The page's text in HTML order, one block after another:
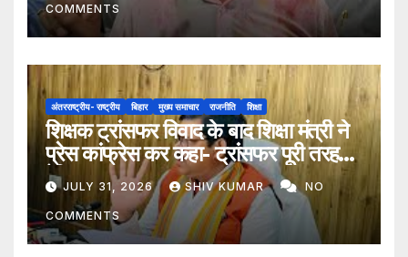
COMMENTS
अंतरराष्ट्रीय- राष्ट्रीय बिहार मुख्य समाचार राजनीति शिक्षा
शिक्षक ट्रांसफर विवाद के बाद शिक्षा मंत्री ने
प्रेस कांफ्रेस कर कहा- ट्रांसफर पूरी तरह
ऐच्छिक
JULY 31, 2026 SHIV KUMAR NO
COMMENTS